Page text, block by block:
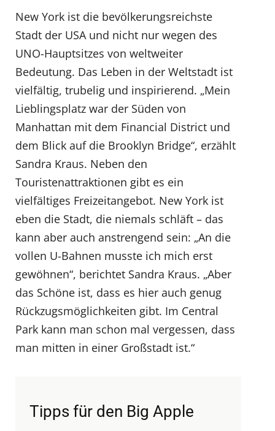
New York ist die bevölkerungsreichste
Stadt der USA und nicht nur wegen des
UNO-Hauptsitzes von weltweiter
Bedeutung. Das Leben in der Weltstadt ist
vielfältig, trubelig und inspirierend. „Mein
Lieblingsplatz war der Süden von
Manhattan mit dem Financial District und
dem Blick auf die Brooklyn Bridge“, erzählt
Sandra Kraus. Neben den
Touristenattraktionen gibt es ein
vielfältiges Freizeitangebot. New York ist
eben die Stadt, die niemals schläft – das
kann aber auch anstrengend sein: „An die
vollen U-Bahnen musste ich mich erst
gewöhnen“, berichtet Sandra Kraus. „Aber
das Schöne ist, dass es hier auch genug
Rückzugsmöglichkeiten gibt. Im Central
Park kann man schon mal vergessen, dass
man mitten in einer Großstadt ist.“
Tipps für den Big Apple